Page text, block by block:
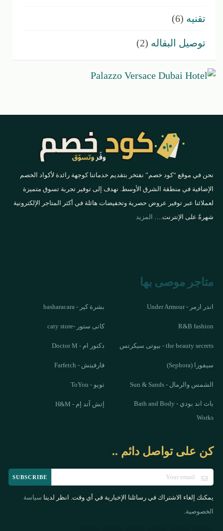
تقنيه (6)
توصيل البقاله (2)
نحن في موقع “كود خصم” نفتخر بتقديم خدماتنا كوجهة رائدة لأكواد الخصم
الإضافية في منطقة الشرق الأوسط. نهدف إلى توفير تجربة تسوق متميزة
لعملائنا عبر توفير عروض حصرية وتخفيضات هائلة في أكثر المتاجر الإلكترونية
شهرةً على الإنترنت.…
المزيد
متاجر موصى بها
اندر ارمر - Under Armour بشرة كير - basharacara
R&B fashion كاتى ستور -caty store
the beauty secrets - بيوتى سيكرتس دكتور ام - Doctor M
سيفورا (Sephora) فارفيتش - Farfetch
الشمس والرمال - Sun & Sands تويو - ToYou
باث اند بودي - Bath and Body
Works
إتش آتد إم - H&M
كن على تواصل دائم ..
SUBSCRIBE
يمكنك إلغاء الاشتراك في رسائلنا الإخبارية في أي وقت. انظر لدينا سياسة
الخصوصية.